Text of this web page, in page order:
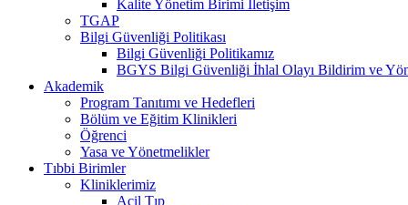
Kalite Yönetim Birimi İletişim
TGAP
Bilgi Güvenliği Politikası
Bilgi Güvenliği Politikamız
BGYS Bilgi Güvenliği İhlal Olayı Bildirim ve
Akademik
Program Tanıtımı ve Hedefleri
Bölüm ve Eğitim Klinikleri
Öğrenci
Yasa ve Yönetmelikler
Tıbbi Birimler
Kliniklerimiz
Acil Tıp